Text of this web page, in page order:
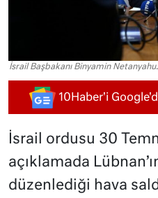
İsrail Başbakanı Binyamin
10Haber'i
İsrail ordusu 30
açıklamada
düzenlediği hava